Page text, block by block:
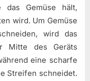
das Gemüse hält,
wird. Um Gemüse
wird das
Mitte des Geräts
eine scharfe
Streifen schneidet.